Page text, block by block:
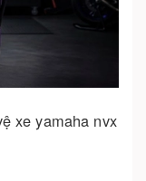
xe yamaha nvx